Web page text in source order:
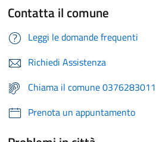
Contatta il comune
Leggi le domande frequenti
Richiedi Assistenza
Chiama il comune 0376283011
Prenota un appuntamento